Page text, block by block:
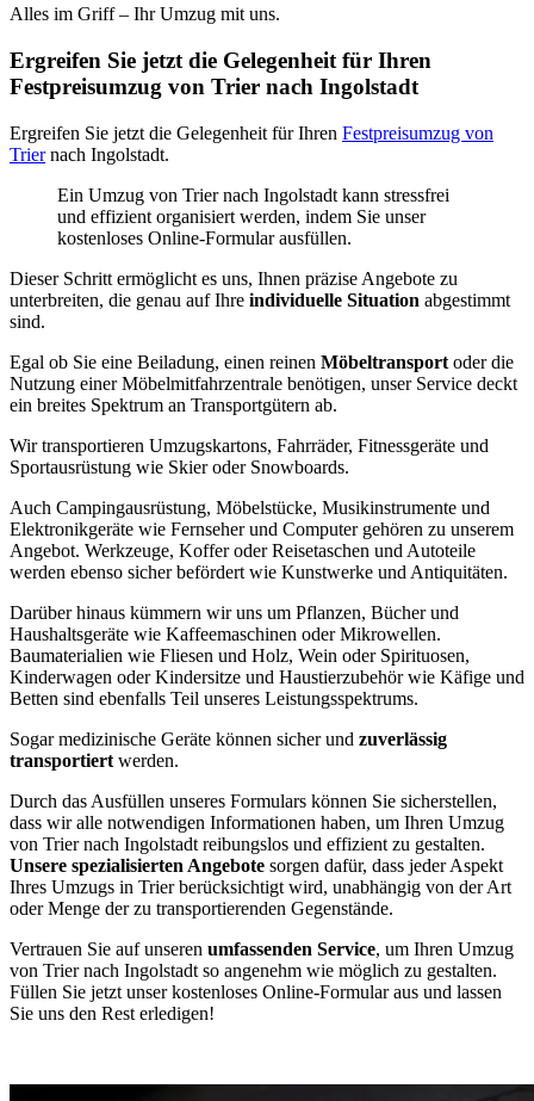
Alles im Griff – Ihr Umzug mit uns.
Ergreifen Sie jetzt die Gelegenheit für Ihren
Festpreisumzug von Trier nach Ingolstadt
Ergreifen Sie jetzt die Gelegenheit für Ihren Festpreisumzug von
Triernach Ingolstadt.
Ein Umzug von Trier nach Ingolstadt kann stressfrei
und effizient organisiert werden, indem Sie unser
kostenloses Online-Formular ausfüllen.
Dieser Schritt ermöglicht es uns, Ihnen präzise Angebote zu
unterbreiten, die genau auf Ihre individuelle Situation abgestimmt
sind.
Egal ob Sie eine Beiladung, einen reinen Möbeltransport oder die
Nutzung einer Möbelmitfahrzentrale benötigen, unser Service deckt
ein breites Spektrum an Transportgütern ab.
Wir transportieren Umzugskartons, Fahrräder, Fitnessgeräte und
Sportausrüstung wie Skier oder Snowboards.
Auch Campingausrüstung, Möbelstücke, Musikinstrumente und
Elektronikgeräte wie Fernseher und Computer gehören zu unserem
Angebot. Werkzeuge, Koffer oder Reisetaschen und Autoteile
werden ebenso sicher befördert wie Kunstwerke und Antiquitäten.
Darüber hinaus kümmern wir uns um Pflanzen, Bücher und
Haushaltsgeräte wie Kaffeemaschinen oder Mikrowellen.
Baumaterialien wie Fliesen und Holz, Wein oder Spirituosen,
Kinderwagen oder Kindersitze und Haustierzubehör wie Käfige und
Betten sind ebenfalls Teil unseres Leistungsspektrums.
Sogar medizinische Geräte können sicher und zuverlässig
transportiert werden.
Durch das Ausfüllen unseres Formulars können Sie sicherstellen,
dass wir alle notwendigen Informationen haben, um Ihren Umzug
von Trier nach Ingolstadt reibungslos und effizient zu gestalten.
Unsere spezialisierten Angebote sorgen dafür, dass jeder Aspekt
Ihres Umzugs in Trier berücksichtigt wird, unabhängig von der Art
oder Menge der zu transportierenden Gegenstände.
Vertrauen Sie auf unseren umfassenden Service, um Ihren Umzug
von Trier nach Ingolstadt so angenehm wie möglich zu gestalten.
Füllen Sie jetzt unser kostenloses Online-Formular aus und lassen
Sie uns den Rest erledigen!